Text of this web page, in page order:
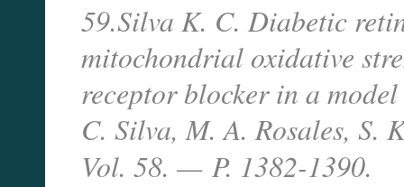
59.Silva K. C. Diabetic
mitochondrial oxidative
receptor blocker in a
C. Silva, M. A. Rosales,
Vol. 58. — P. 1382-1390.